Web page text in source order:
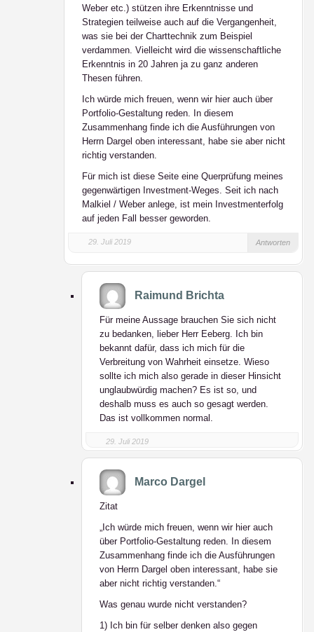
Weber etc.) stützen ihre Erkenntnisse und
Strategien teilweise auch auf die Vergangenheit,
was sie bei der Charttechnik zum Beispiel
verdammen. Vielleicht wird die wissenschaftliche
Erkenntnis in 20 Jahren ja zu ganz anderen
Thesen führen.
Ich würde mich freuen, wenn wir hier auch über
Portfolio-Gestaltung reden. In diesem
Zusammenhang finde ich die Ausführungen von
Herrn Dargel oben interessant, habe sie aber nicht
richtig verstanden.
Für mich ist diese Seite eine Querprüfung meines
gegenwärtigen Investment-Weges. Seit ich nach
Malkiel / Weber anlege, ist mein Investmenterfolg
auf jeden Fall besser geworden.
29. Juli 2019 Antworten
Raimund Brichta
Für meine Aussage brauchen Sie sich nicht
zu bedanken, lieber Herr Eeberg. Ich bin
bekannt dafür, dass ich mich für die
Verbreitung von Wahrheit einsetze. Wieso
sollte ich mich also gerade in dieser Hinsicht
unglaubwürdig machen? Es ist so, und
deshalb muss es auch so gesagt werden.
Das ist vollkommen normal.
29. Juli 2019
Marco Dargel
Zitat
„Ich würde mich freuen, wenn wir hier auch
über Portfolio-Gestaltung reden. In diesem
Zusammenhang finde ich die Ausführungen
von Herrn Dargel oben interessant, habe sie
aber nicht richtig verstanden.“
Was genau wurde nicht verstanden?
1) Ich bin für selber denken also gegen